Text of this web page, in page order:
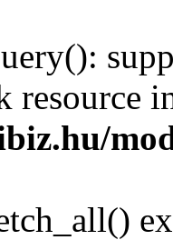
resource